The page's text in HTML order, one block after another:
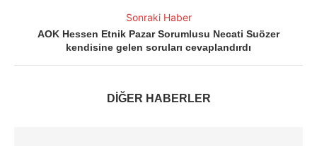
Sonraki Haber
AOK Hessen Etnik Pazar Sorumlusu Necati Suözer
kendisine gelen soruları cevaplandırdı
DİĞER HABERLER